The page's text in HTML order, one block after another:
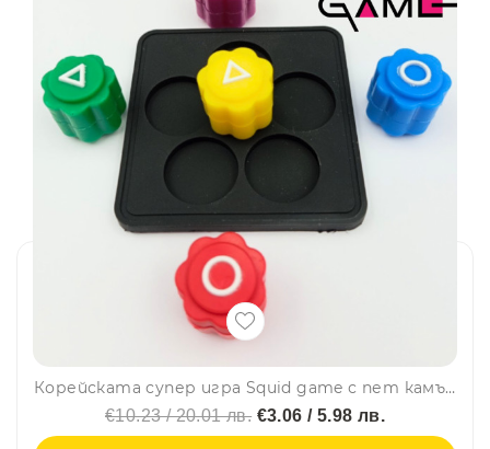
Корейската супер игра Squid game с пет камъчета и гумена подложка
€10.23 / 20.01 лв. €3.06 / 5.98 лв.